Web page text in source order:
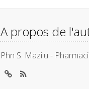
A propos de
Phn S. Mazilu -